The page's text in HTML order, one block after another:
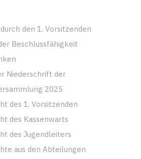
den 1. Vorsitzenden
Beschlussfähigkeit
Niederschrift der
2025
des 1. Vorsitzenden
des Kassenwarts
des Jugendleiters
aus den Abteilungen